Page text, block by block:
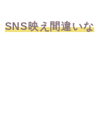
SNS映え間違いな